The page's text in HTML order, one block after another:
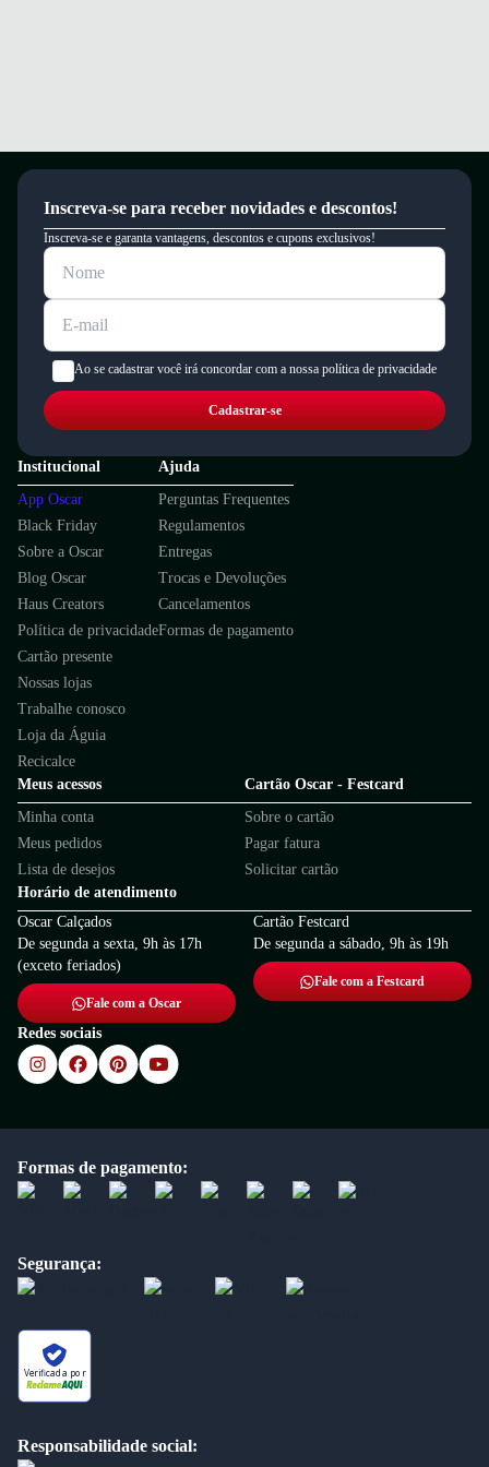
Inscreva-se para receber novidades e descontos!
Inscreva-se e garanta vantagens, descontos e cupons exclusivos!
Ao se cadastrar você irá concordar com a nossa política de privacidade
Cadastrar-se
Institucional
App Oscar
Black Friday
Sobre a Oscar
Blog Oscar
Haus Creators
Política de privacidade
Cartão presente
Nossas lojas
Trabalhe conosco
Loja da Águia
Recicalce
Ajuda
Perguntas Frequentes
Regulamentos
Entregas
Trocas e Devoluções
Cancelamentos
Formas de pagamento
Meus acessos
Minha conta
Meus pedidos
Lista de desejos
Cartão Oscar - Festcard
Sobre o cartão
Pagar fatura
Solicitar cartão
Horário de atendimento
Oscar Calçados
De segunda a sexta, 9h às 17h
(exceto feriados)
Fale com a Oscar
Cartão Festcard
De segunda a sábado, 9h às 19h
Fale com a Festcard
Redes sociais
Formas de pagamento:
Segurança:
Verificada por
Responsabilidade social: